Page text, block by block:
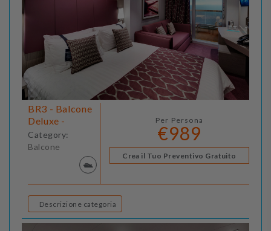
BR3 - Balcone
Deluxe -
Category:
Balcone
Per Persona
€989
Crea il Tuo Preventivo Gratuito
Descrizione categoria